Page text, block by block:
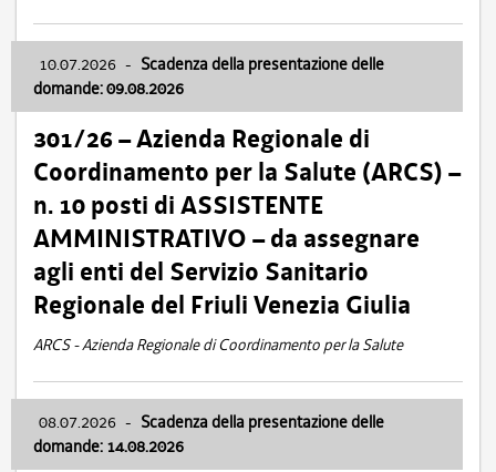
10.07.2026 - Scadenza della presentazione delle
domande: 09.08.2026
301/26 – Azienda Regionale di
Coordinamento per la Salute (ARCS) –
n. 10 posti di ASSISTENTE
AMMINISTRATIVO – da assegnare
agli enti del Servizio Sanitario
Regionale del Friuli Venezia Giulia
ARCS - Azienda Regionale di Coordinamento per la Salute
08.07.2026 - Scadenza della presentazione delle
domande: 14.08.2026